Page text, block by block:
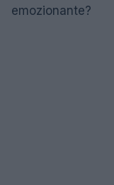
emozionante?